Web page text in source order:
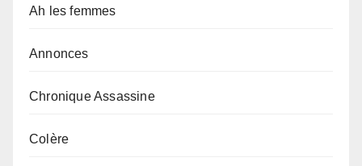
Ah les femmes
Annonces
Chronique Assassine
Colère